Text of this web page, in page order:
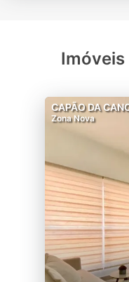
CAPÃO DA
Zona Nova